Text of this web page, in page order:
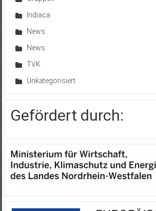
Indiaca
News
News
TVK
Unkategorisiert
Gefördert durch: